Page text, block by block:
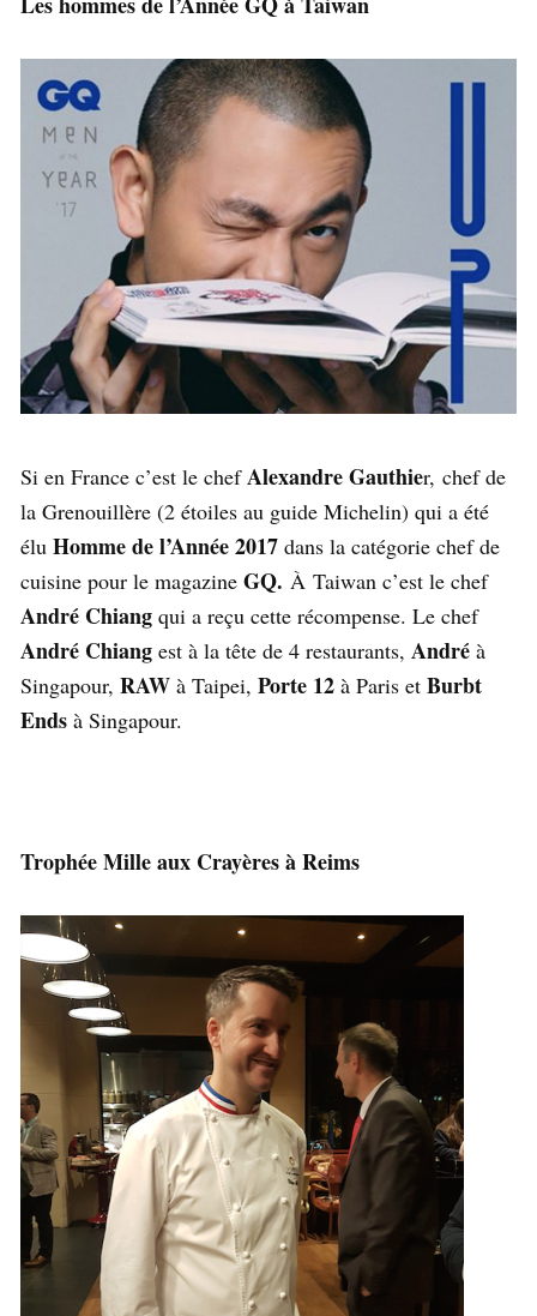
Si en France c’est le chefAlexandre Gauthier, chef de
la Grenouillère (2 étoiles au guide Michelin) qui a été
élu Homme de l’Année 2017 dans la catégorie chef de
cuisine pour le magazine GQ. À Taiwan c’est le chef
André Chiang qui a reçu cette récompense. Le chef
André Chiang est à la tête de 4 restaurants, André à
Singapour, RAW à Taipei, Porte 12 à Paris et Burbt
Ends à Singapour.
Trophée Mille aux Crayères à Reims